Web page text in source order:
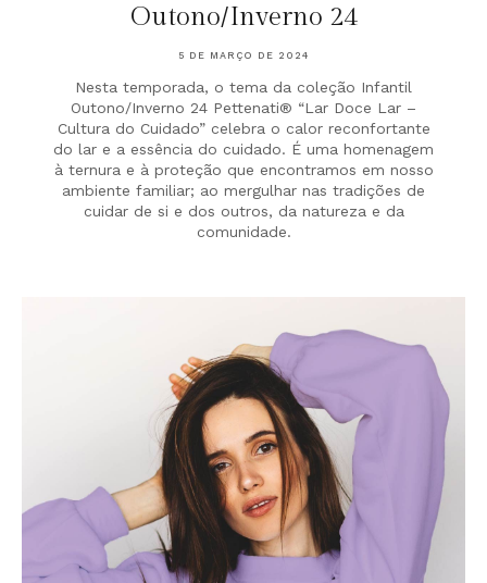
Outono/Inverno 24
5 DE MARÇO DE 2024
Nesta temporada, o tema da coleção Infantil
Outono/Inverno 24 Pettenati® “Lar Doce Lar –
Cultura do Cuidado” celebra o calor reconfortante
do lar e a essência do cuidado. É uma homenagem
à ternura e à proteção que encontramos em nosso
ambiente familiar; ao mergulhar nas tradições de
cuidar de si e dos outros, da natureza e da
comunidade.